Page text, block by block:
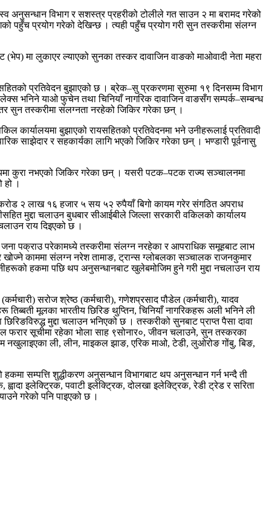
अनुसन्धान विभाग र सशस्त्र प्रहरीको टोलीले गत साउन २ मा बरामद गरेको
पहुँच प्रयोग गरेको देखिन्छ । त्यही पहुँच प्रयोग गरी सुन तस्करीमा संलग्न
मा लुकाएर ल्याएको सुनका तस्कर दावाजिन वाङको माओवादी नेता महरा
प्रतिवेदन बुझाएको छ । ब्रेक–सु प्रकरणमा सुरुमा १९ दिनसम्म विभाग
भनिने याओ फुचेन तथा चिनियाँ नागरिक दावाजिन वाङसँग सम्पर्क–सम्बन्ध
तर सुन तस्करीमा संलग्नता नरहेको जिकिर गरेका छन् ।
कार्यालयमा बुझाएको रायसहितको प्रतिवेदनमा भने उनीहरूलाई प्रतिवादी
साझेदार र सहकार्यका लागि भएको जिकिर गरेका छन् । भण्डारी पूर्वनासु
कुरा नभएको जिकिर गरेका छन् । यसरी पटक–पटक राज्य सञ्चालनमा
हो ।
२ लाख १६ हजार ५ सय ५२ रुपैयाँ बिगो कायम गरेर संगठित अपराध
मुद्दा चलाउन बुधबार सीआईबीले जिल्ला सरकारी वकिलको कार्यालय
राय दिइएको छ ।
जना पक्राउ परेकामध्ये तस्करीमा संलग्न नरहेका र आपराधिक समूहबाट लाभ
खोज्ने काममा संलग्न नरेश तामाङ, ट्रान्स ग्लोबलका सञ्चालक राजनकुमार
हकमा पछि थप अनुसन्धानबाट खुलेबमोजिम हुने गरी मुद्दा नचलाउन राय
सरोज श्रेष्ठ (कर्मचारी), गणेशप्रसाद पौडेल (कर्मचारी), यादव
तिब्बती मूलका भारतीय छिरिङ थुप्तिन, चिनियाँ नागरिकहरू अली भनिने ली
मुद्दा चलाउन भनिएको छ । तस्करीको सुनबाट प्राप्त पैसा दावा
फरार सूचीमा रहेका भोला साह ९सोनार०, जीवन चलाउने, सुन तस्करका
नखुलाइएका ली, लीन, माइकल झाङ, एरिक माओ, टेडी, लुओरोङ गोंबु, बिङ,
सम्पत्ति शुद्धीकरण अनुसन्धान विभागबाट थप अनुसन्धान गर्न भन्दै ती
इलेक्ट्रिक, पवाटी इलेक्ट्रिक, दोलखा इलेक्ट्रिक, रेडी ट्रेड र सरिता
गरेको पनि पाइएको छ ।